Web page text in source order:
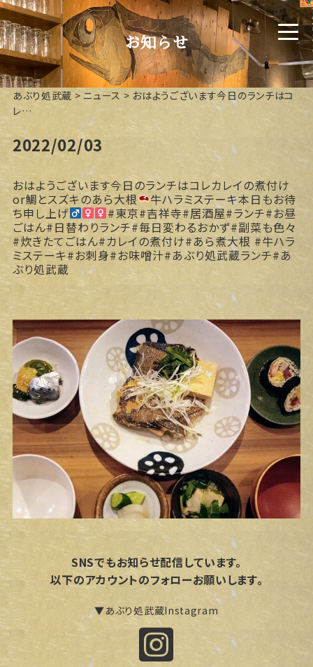
お知らせ
あぶり処武蔵> ニュース > おはようございます今日のランチはコ
レ️…
2022/02/03
おはようございます今日のランチはコレカレイの煮付け
or鯛とスズキのあら大根
牛ハラミステーキ本日もお待
ち申し上げ‍
#東京#吉祥寺#居酒屋#ランチ#お昼
ごはん#日替わりランチ#毎日変わるおかず#副菜も色々
#炊きたてごはん#カレイの煮付け#あら煮大根 #牛ハラ
ミステーキ#お刺身#お味噌汁#あぶり処武蔵ランチ#あ
ぶり処武蔵
SNSでもお知らせ配信しています。
以下のアカウントのフォローお願いします。
▼あぶり処武蔵Instagram